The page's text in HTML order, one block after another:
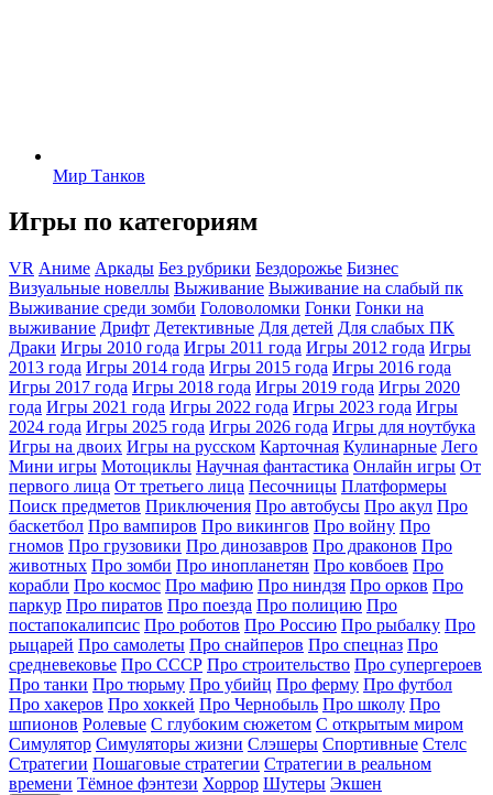
Мир Танков
Игры по категориям
VR Аниме Аркады Без рубрики Бездорожье Бизнес
Визуальные новеллы Выживание Выживание на слабый пк
Выживание среди зомби Головоломки Гонки Гонки на
выживание Дрифт Детективные Для детей Для слабых ПК
Драки Игры 2010 года Игры 2011 года Игры 2012 года Игры
2013 года Игры 2014 года Игры 2015 года Игры 2016 года
Игры 2017 года Игры 2018 года Игры 2019 года Игры 2020
года Игры 2021 года Игры 2022 года Игры 2023 года Игры
2024 года Игры 2025 года Игры 2026 года Игры для ноутбука
Игры на двоих Игры на русском Карточная Кулинарные Лего
Мини игры Мотоциклы Научная фантастика Онлайн игры От
первого лица От третьего лица Песочницы Платформеры
Поиск предметов Приключения Про автобусы Про акул Про
баскетбол Про вампиров Про викингов Про войну Про
гномов Про грузовики Про динозавров Про драконов Про
животных Про зомби Про инопланетян Про ковбоев Про
корабли Про космос Про мафию Про ниндзя Про орков Про
паркур Про пиратов Про поезда Про полицию Про
постапокалипсис Про роботов Про Россию Про рыбалку Про
рыцарей Про самолеты Про снайперов Про спецназ Про
средневековье Про СССР Про строительство Про супергероев
Про танки Про тюрьму Про убийц Про ферму Про футбол
Про хакеров Про хоккей Про Чернобыль Про школу Про
шпионов Ролевые С глубоким сюжетом С открытым миром
Симулятор Симуляторы жизни Слэшеры Спортивные Стелс
Стратегии Пошаговые стратегии Стратегии в реальном
времени Тёмное фэнтези Хоррор Шутеры Экшен